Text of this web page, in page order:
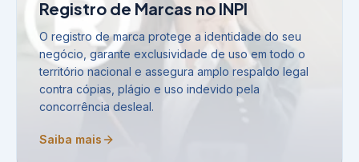
Registro de Marcas no INPI
O registro de marca protege a identidade do seu
negócio, garante exclusividade de uso em todo o
território nacional e assegura amplo respaldo legal
contra cópias, plágio e uso indevido pela
concorrência desleal.
Saiba mais